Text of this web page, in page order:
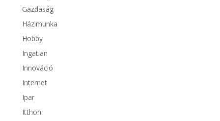
Gazdaság
Házimunka
Hobby
Ingatlan
Innováció
Internet
Ipar
Itthon